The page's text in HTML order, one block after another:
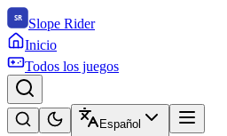
Slope Rider
Inicio
Todos los juegos
Español